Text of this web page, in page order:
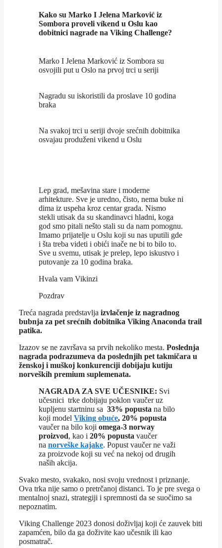
Kako su Marko I Jelena Marković iz
Sombora proveli víkend u Oslu kao
dobitnici nagrade na Viking Challenge?
Marko I Jelena Marković iz Sombora su
osvojili put u Oslo na prvoj trci u seriji
Nagradu su iskoristili da proslave 10 godina
braka
Na svakoj trci u seriji dvoje srećnih dobitnika
osvajau produženi vikend u Oslu
Lep grad, mešavina stare i moderne
arhitekture. Sve je uredno, čisto, nema buke ni
dima iz uspeha kroz centar grada. Nismo
stekli utisak da su skandinavci hladni, koga
god smo pitali nešto stali su da nam pomognu.
Imamo prijatelje u Oslu koji su nas uputili gde
i šta treba videti i obići inače ne bi to bilo to.
Sve u svemu, utisak je prelep, lepo iskustvo i
putovanje za 10 godina braka.
Hvala vam Vikinzi
Pozdrav
Treća nagrada predstavlja izvlačenje iz nagradnog
bubnja za pet srećnih dobitnika Viking Anaconda trail
patika.
Izazov se ne završava sa prvih nekoliko mesta. Poslednja
nagrada podrazumeva da poslednjih pet takmičara u
ženskoj i muškoj konkurenciji dobijaju kutiju
norveških premium suplemenata.
NAGRADA ZA SVE UČESNIKE: Svi
učesnici trke dobijaju poklon vaučer uz
kupljenu startninu sa 33% popusta na bilo
koji model Viking obuće, 20% popusta
vaučer na bilo koji omega-3 norway
proizvod, kao i 20% popusta vaučer
na norveške kajake. Popust vaučer ne važi
za proizvode koji su već na nekoj od drugih
naših akcija.
Svako mesto, svakako, nosi svoju vrednost i priznanje.
Ova trka nije samo o pretrčanoj distanci. To je pre svega o
mentalnoj snazi, strategiji i spremnosti da se suočimo sa
nepoznatim.
Viking Challenge 2023 donosi doživljaj koji će zauvek biti
zapamćen, bilo da ga doživite kao učesnik ili kao
posmatrač.